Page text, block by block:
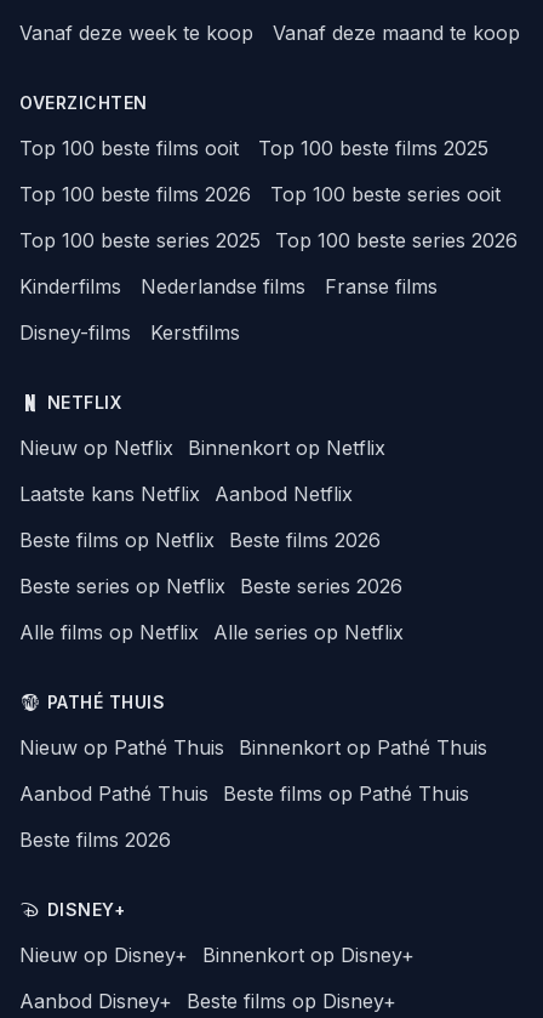
Vanaf deze week te koop
Vanaf deze maand te koop
OVERZICHTEN
Top 100 beste films ooit
Top 100 beste films 2025
Top 100 beste films 2026
Top 100 beste series ooit
Top 100 beste series 2025
Top 100 beste series 2026
Kinderfilms
Nederlandse films
Franse films
Disney-films
Kerstfilms
NETFLIX
Nieuw op Netflix
Binnenkort op Netflix
Laatste kans Netflix
Aanbod Netflix
Beste films op Netflix
Beste films 2026
Beste series op Netflix
Beste series 2026
Alle films op Netflix
Alle series op Netflix
PATHÉ THUIS
Nieuw op Pathé Thuis
Binnenkort op Pathé Thuis
Aanbod Pathé Thuis
Beste films op Pathé Thuis
Beste films 2026
DISNEY+
Nieuw op Disney+
Binnenkort op Disney+
Aanbod Disney+
Beste films op Disney+